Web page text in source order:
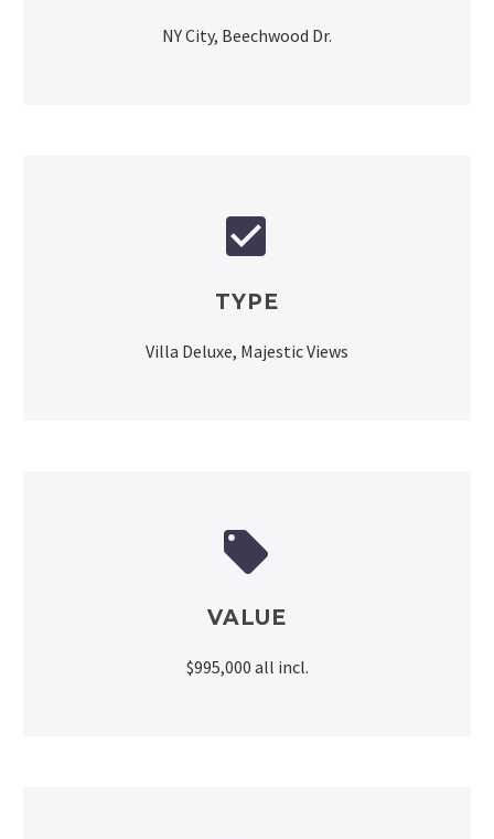
NY City, Beechwood Dr.


TYPE
Villa Deluxe, Majestic Views


VALUE
$995,000 all incl.